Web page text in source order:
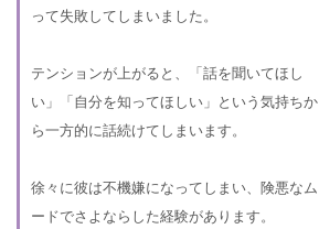
って失敗してしまいました。
テンションが上がると、「話を聞いてほし
い」「自分を知ってほしい」という気持ちか
ら一方的に話続けてしまいます。
徐々に彼は不機嫌になってしまい、険悪なム
ードでさよならした経験があります。